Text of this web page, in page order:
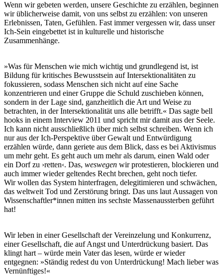
Wenn wir gebeten werden, unsere Geschichte zu erzählen, beginnen
wir üblicherweise damit, von uns selbst zu erzählen: von unseren
Erlebnissen, Taten, Gefühlen. Fast immer vergessen wir, dass unser
Ich-Sein eingebettet ist in kulturelle und historische
Zusammenhänge.
»Was für Menschen wie mich wichtig und grundlegend ist, ist
Bildung für kritisches Bewusstsein auf Intersektionalitäten zu
fokussieren, sodass Menschen sich nicht auf eine Sache
konzentrieren und einer Gruppe die Schuld zuschieben können,
sondern in der Lage sind, ganzheitlich die Art und Weise zu
betrachten, in der Intersektionalität uns alle betrifft.« Das sagte bell
hooks in einem Interview 2011 und spricht mir damit aus der Seele.
Ich kann nicht ausschließlich über mich selbst schreiben. Wenn ich
nur aus der Ich-Perspektive über Gewalt und Entwürdigung
erzählen würde, dann geriete aus dem Blick, dass es bei Aktivismus
um mehr geht. Es geht auch um mehr als darum, einen Wald oder
ein Dorf zu ›retten‹. Das, weswegen wir protestieren, blockieren und
auch immer wieder geltendes Recht brechen, geht noch tiefer.
Wir wollen das System hinterfragen, delegitimieren und schwächen,
das weltweit Tod und Zerstörung bringt. Das uns laut Aussagen von
Wissenschaftler*innen mitten ins sechste Massenaussterben geführt
hat!
Wir leben in einer Gesellschaft der Vereinzelung und Konkurrenz,
einer Gesellschaft, die auf Angst und Unterdrückung basiert. Das
klingt hart – würde mein Vater das lesen, würde er wieder
entgegnen: »Ständig redest du von Unterdrückung! Mach lieber was
Vernünftiges!«